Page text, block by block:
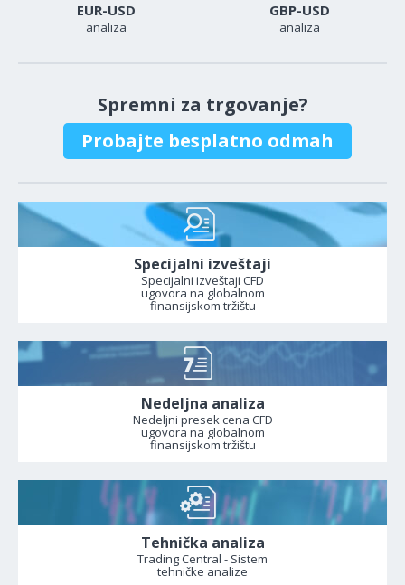
EUR-USD
analiza
GBP-USD
analiza
Spremni za trgovanje?
Probajte besplatno odmah
Specijalni izveštaji
Specijalni izveštaji CFD
ugovora na globalnom
finansijskom tržištu
Nedeljna analiza
Nedeljni presek cena CFD
ugovora na globalnom
finansijskom tržištu
Tehnička analiza
Trading Central - Sistem
tehničke analize